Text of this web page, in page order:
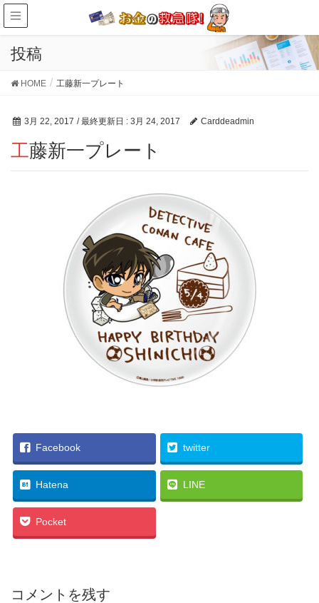
投稿
HOME 工藤新一プレート
3月 22, 2017 / 最終更新日 : 3月 24, 2017 Carddeadmin
工藤新一プレート
Facebook twitter
Hatena LINE
Pocket
コメントを残す